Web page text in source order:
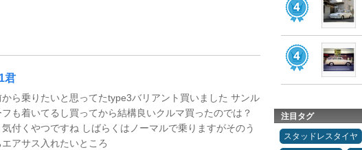
君
から乗りたいと思ってたtype3バリアント買いました サンル
フも着いてるし買ってから結構良いクルマ買ったのでは？
気付くやつですね しばらくはノーマルで乗りますがそのう
エアサス入れたいところ
注目タグ
スタッドレスタイヤ